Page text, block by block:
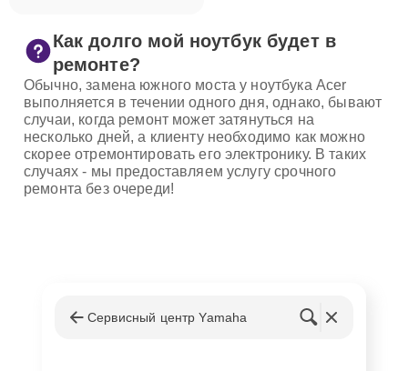
Как долго мой ноутбук будет в
ремонте?
Обычно, замена южного моста у ноутбука Acer
выполняется в течении одного дня, однако, бывают
случаи, когда ремонт может затянуться на
несколько дней, а клиенту необходимо как можно
скорее отремонтировать его электронику. В таких
случаях - мы предоставляем услугу срочного
ремонта без очереди!
Сервисный центр Yamaha